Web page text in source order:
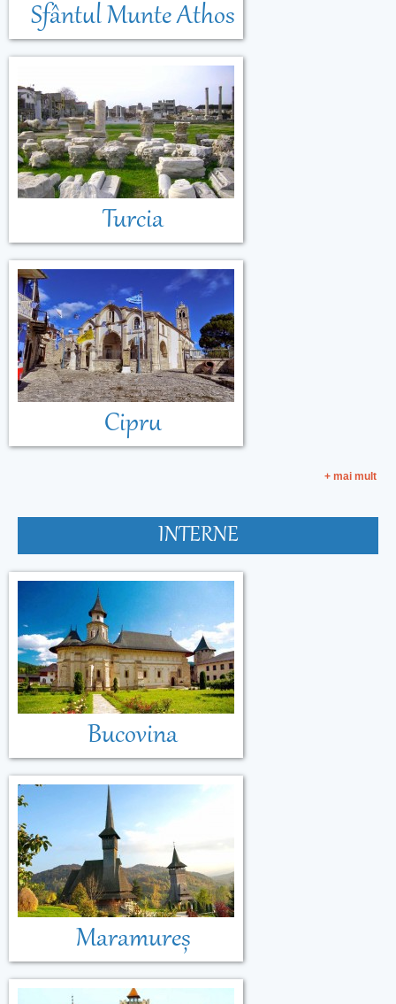
Sfântul Munte Athos
Turcia
Cipru
+ mai mult
INTERNE
Bucovina
Maramureș